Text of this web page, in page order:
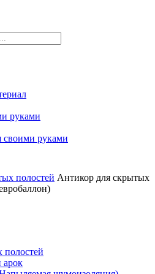
руками
своими руками
полостей Антикор для скрытых
полостей
арок